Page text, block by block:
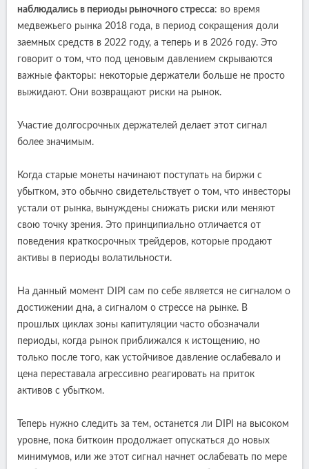
наблюдались в периоды рыночного стресса: во время
медвежьего рынка 2018 года, в период сокращения доли
заемных средств в 2022 году, а теперь и в 2026 году. Это
говорит о том, что под ценовым давлением скрываются
важные факторы: некоторые держатели больше не просто
выжидают. Они возвращают риски на рынок.
Участие долгосрочных держателей делает этот сигнал
более значимым.
Когда старые монеты начинают поступать на биржи с
убытком, это обычно свидетельствует о том, что инвесторы
устали от рынка, вынуждены снижать риски или меняют
свою точку зрения. Это принципиально отличается от
поведения краткосрочных трейдеров, которые продают
активы в периоды волатильности.
На данный момент DIPI сам по себе является не сигналом о
достижении дна, а сигналом о стрессе на рынке. В
прошлых циклах зоны капитуляции часто обозначали
периоды, когда рынок приближался к истощению, но
только после того, как устойчивое давление ослабевало и
цена переставала агрессивно реагировать на приток
активов с убытком.
Теперь нужно следить за тем, останется ли DIPI на высоком
уровне, пока биткоин продолжает опускаться до новых
минимумов, или же этот сигнал начнет ослабевать по мере